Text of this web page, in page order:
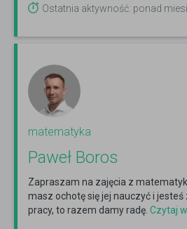
Ostatnia aktywność: ponad
matematyka
Paweł Boros
Zapraszam na zajęcia z
masz ochotę się jej nauczyć i
pracy, to razem damy radę. Czytaj